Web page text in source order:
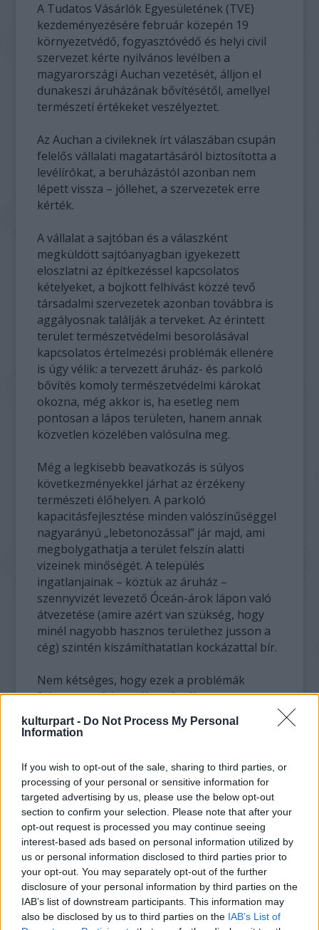
kulturpart - Do Not Process My Personal
Information
If you wish to opt-out of the sale, sharing to third parties, or
processing of your personal or sensitive information for
targeted advertising by us, please use the below opt-out
section to confirm your selection. Please note that after your
opt-out request is processed you may continue seeing
interest-based ads based on personal information utilized by
us or personal information disclosed to third parties prior to
your opt-out. You may separately opt-out of the further
disclosure of your personal information by third parties on the
IAB’s list of downstream participants. This information may
also be disclosed by us to third parties on the IAB’s List of
A Tudatos Vásárlók Egyesületének (TVE)
kezdeményezésére február közepén 19
környezetvédő, fogyasztóvédő és helyi civil
szervezet kérte nyilvános levélben a
magyarországi Auchan vezetését, álljon el
dunakeszi áruházának bővítésétől, amellyel
természeti értékeket veszélyeztet.
Az Auchan a civileknek írt válaszában csupán
felelős vállalati magatartásáról biztosította a
levélírókat, a beruházástól azonban nem
lépett vissza – jóllehet, a szervezetek erre
kérték.
A vállalat a sajtóban és a válaszként
megküldött sajtóanyagban igyekezett
eloszlatni az építkezéssel kapcsolatos
kételyeket, a bojkott felhívást közzé tevő
társadalmi szervezetek azonban továbbra is
aggályosnak találják a terveket. Az érintett
terület természetvédelmi besorolásával
kapcsolatos értelmezési problémák ellenére
is úgy vélik: a tervezett áruház- és parkoló
bővítés komoly természetvédelmi károkat
okozna, még akkor is, ha esetleg nem
pontosan a lápos területen, hanem annak
közvetlen közelében valósulna meg.
Még a legkisebb beavatkozás is súlyos
következményekkel járhat az érzékeny
természeti élőhelyen. A parkoló
kapacitásfejlesztése minden valószínűséggel
nagyarányú „lebetonozással” jár majd, ami
megbolygathatja a terület felszín alatti
vizeinek minőségét. A település
ingatlanjainak – köztük az áruház –
szennyvizét levezető Óceán-árok lápon való
átvezetése (amire azért van szükség, hogy
minél nagyobb hasznos területhez jusson a
cég) szintén kiszámíthatatlan kockázattal bír.
Nem kétséges, hogy ezek a problémák
fokozottan érintenék az érzékeny
természetes élőhelyet. Ráadásul az áruháztól
keletre fekvő – a vállalat birtokában lévő –
része, ezért törvényesen nem is beépíthető.
Bár az áruházlánc korábban, és azóta is arra
hivatkozott, hogy tervei nem sértik a
törvényes rendet, a bojkottot hirdető
szervezetek hangsúlyozzák, hogy a felelős
vállalati működés túlmutat a jogszabályok
betartásán. Amennyiben az Auchan valóban
olyan felelős vállalat, mint ahogyan állítja
magáról, nem épít új áruházat sem érzékeny
természeti területen, sem pedig bármilyen